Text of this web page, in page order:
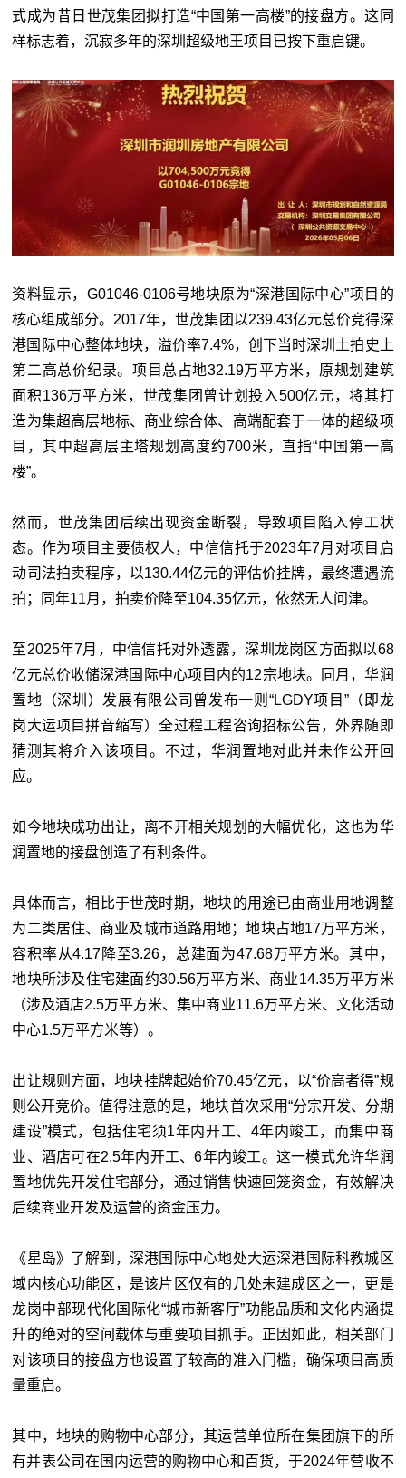
式成为昔日世茂集团拟打造“中国第一高楼”的接盘方。这同
样标志着，沉寂多年的深圳超级地王项目已按下重启键。
资料显示，G01046-0106号地块原为“深港国际中心”项目的
核心组成部分。2017年，世茂集团以239.43亿元总价竞得深
港国际中心整体地块，溢价率7.4%，创下当时深圳土拍史上
第二高总价纪录。项目总占地32.19万平方米，原规划建筑
面积136万平方米，世茂集团曾计划投入500亿元，将其打
造为集超高层地标、商业综合体、高端配套于一体的超级项
目，其中超高层主塔规划高度约700米，直指“中国第一高
楼”。
然而，世茂集团后续出现资金断裂，导致项目陷入停工状
态。作为项目主要债权人，中信信托于2023年7月对项目启
动司法拍卖程序，以130.44亿元的评估价挂牌，最终遭遇流
拍；同年11月，拍卖价降至104.35亿元，依然无人问津。
至2025年7月，中信信托对外透露，深圳龙岗区方面拟以68
亿元总价收储深港国际中心项目内的12宗地块。同月，华润
置地（深圳）发展有限公司曾发布一则“LGDY项目”（即龙
岗大运项目拼音缩写）全过程工程咨询招标公告，外界随即
猜测其将介入该项目。不过，华润置地对此并未作公开回
应。
如今地块成功出让，离不开相关规划的大幅优化，这也为华
润置地的接盘创造了有利条件。
具体而言，相比于世茂时期，地块的用途已由商业用地调整
为二类居住、商业及城市道路用地；地块占地17万平方米，
容积率从4.17降至3.26，总建面为47.68万平方米。其中，
地块所涉及住宅建面约30.56万平方米、商业14.35万平方米
（涉及酒店2.5万平方米、集中商业11.6万平方米、文化活动
中心1.5万平方米等）。
出让规则方面，地块挂牌起始价70.45亿元，以“价高者得”规
则公开竞价。值得注意的是，地块首次采用“分宗开发、分期
建设”模式，包括住宅须1年内开工、4年内竣工，而集中商
业、酒店可在2.5年内开工、6年内竣工。这一模式允许华润
置地优先开发住宅部分，通过销售快速回笼资金，有效解决
后续商业开发及运营的资金压力。
《星岛》了解到，深港国际中心地处大运深港国际科教城区
域内核心功能区，是该片区仅有的几处未建成区之一，更是
龙岗中部现代化国际化“城市新客厅”功能品质和文化内涵提
升的绝对的空间载体与重要项目抓手。正因如此，相关部门
对该项目的接盘方也设置了较高的准入门槛，确保项目高质
量重启。
其中，地块的购物中心部分，其运营单位所在集团旗下的所
有并表公司在国内运营的购物中心和百货，于2024年营收不